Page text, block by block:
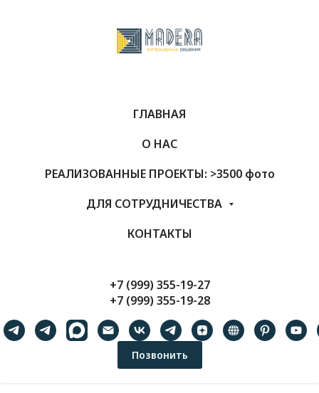
ГЛАВНАЯ
О НАС
РЕАЛИЗОВАННЫЕ ПРОЕКТЫ: >3500 фото
ДЛЯ СОТРУДНИЧЕСТВА
КОНТАКТЫ
+7 (999) 355-19-27
+7 (999) 355-19-28
Позвонить